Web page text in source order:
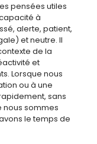
pensées utiles
à
alerte, patient,
et neutre. Il
de la
et
Lorsque nous
ou à une
sans
nous sommes
le temps de